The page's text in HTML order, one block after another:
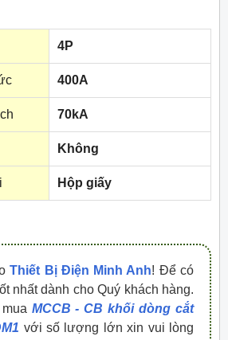
4P
400A
70kA
Không
Hộp giấy
Thiết Bị Điện Minh Anh! Để có
nhất dành cho Quý khách hàng.
MCCB - CB khối dòng cắt
với số lượng lớn xin vui lòng